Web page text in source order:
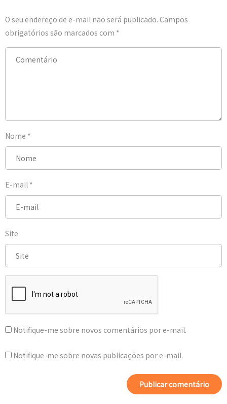
O seu endereço de e-mail não será publicado. Campos
obrigatórios são marcados com *
Nome *
E-mail *
Site
Notifique-me sobre novos comentários por e-mail.
Notifique-me sobre novas publicações por e-mail.